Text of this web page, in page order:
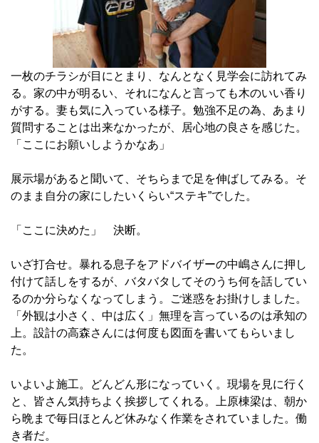
一枚のチラシが目にとまり、なんとなく見学会に訪れてみ
る。家の中が明るい、それになんと言っても木のいい香り
がする。妻も気に入っている様子。勉強不足の為、あまり
質問することは出来なかったが、居心地の良さを感じた。
「ここにお願いしようかなあ」
展示場があると聞いて、そちらまで足を伸ばしてみる。そ
のまま自分の家にしたいくらい“ステキ”でした。
「ここに決めた」 決断。
いざ打合せ。暴れる息子をアドバイザーの中嶋さんに押し
付けて話しをするが、バタバタしてそのうち何を話してい
るのか分らなくなってしまう。ご迷惑をお掛けしました。
「外観は小さく、中は広く」無理を言っているのは承知の
上。設計の高森さんには何度も図面を書いてもらいまし
た。
いよいよ施工。どんどん形になっていく。現場を見に行く
と、皆さん気持ちよく挨拶してくれる。上原棟梁は、朝か
ら晩まで毎日ほとんど休みなく作業をされていました。働
き者だ。